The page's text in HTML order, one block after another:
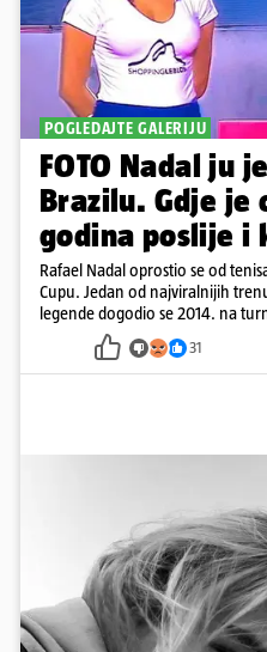
POGLEDAJTE GALERIJU
FOTO Nadal ju
Brazilu. Gdje je
godina poslije i
Rafael Nadal oprostio se od
Cupu. Jedan od najviralnijih
legende dogodio se 2014. na
pažnju odvlačila ljepotica iza
31